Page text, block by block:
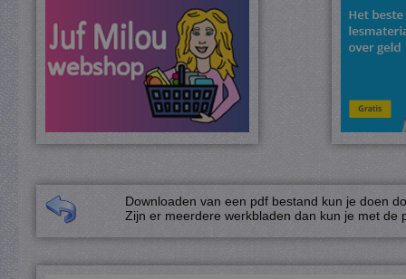
Downloaden van een pdf bestand kun je doen
Zijn er meerdere werkbladen dan kun je met de